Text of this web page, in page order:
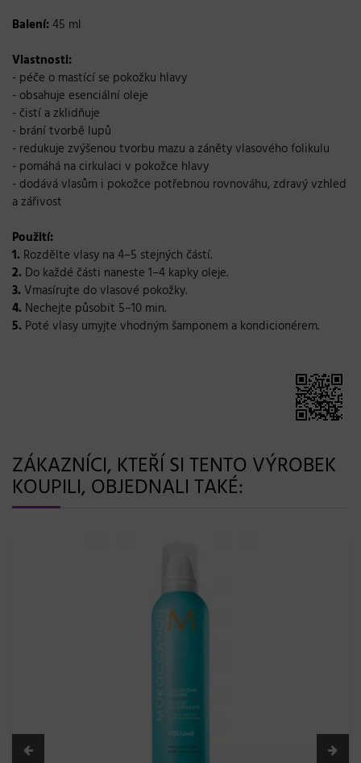
Balení:45 ml
Vlastnosti:
- péče o mastící se pokožku hlavy
- obsahuje esenciální oleje
- čistí a zklidňuje
- brání tvorbě lupů
- redukuje zvýšenou tvorbu mazu a záněty vlasového folikulu
- pomáhá na cirkulaci v pokožce hlavy
- dodává vlasům i pokožce potřebnou rovnováhu, zdravý vzhled
a zářivost
Použití:
1. Rozdělte vlasy na 4–5 stejných částí.
2. Do každé části naneste 1–4 kapky oleje.
3. Vmasírujte do vlasové pokožky.
4. Nechejte působit 5–10 min.
5. Poté vlasy umyjte vhodným šamponem a kondicionérem.
ZÁKAZNÍCI, KTEŘÍ SI TENTO VÝROBEK
KOUPILI, OBJEDNALI TAKÉ: